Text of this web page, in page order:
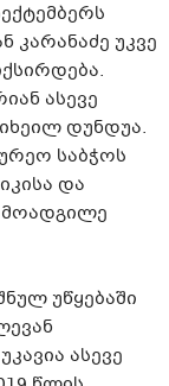
უკვე
ასევე
დუნდუა.
საბჭოს
და
მოადგილე
უწყებაში
ასევე